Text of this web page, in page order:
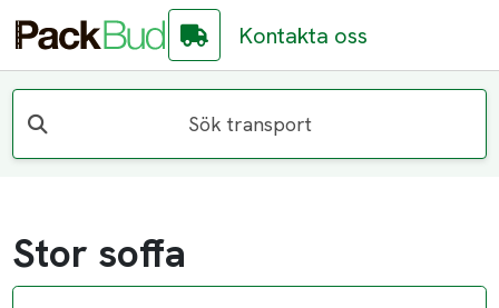
Kontakta oss
Sök transport
Stor soffa